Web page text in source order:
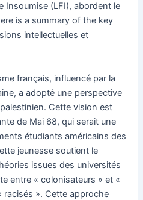
Insoumise (LFI), abordent le
is a summary of the key
intellectuelles et
français, influencé par la
a adopté une perspective
Cette vision est
de Mai 68, qui serait une
étudiants américains des
jeunesse soutient le
issues des universités
entre « colonisateurs » et «
racisés ». Cette approche